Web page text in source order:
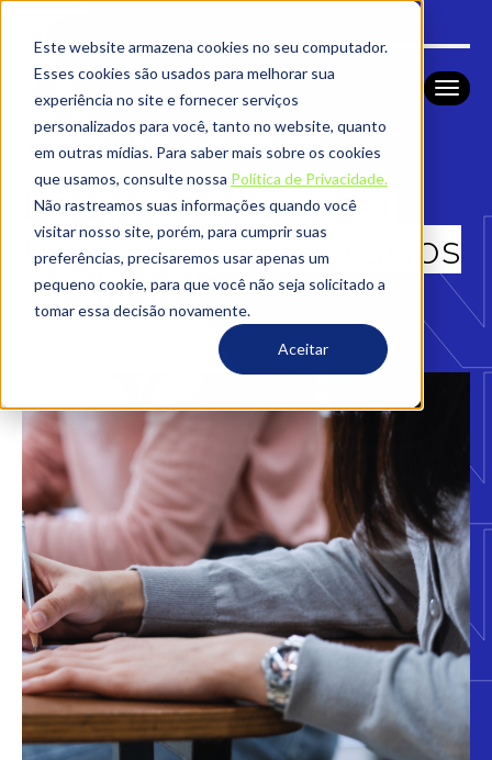
Este website armazena cookies no seu computador.
Esses cookies são usados ​​para melhorar sua
experiência no site e fornecer serviços
personalizados para você, tanto no website, quanto
em outras mídias. Para saber mais sobre os cookies
que usamos, consulte nossa Política de Privacidade.
Não rastreamos suas informações quando você
visitar nosso site, porém, para cumprir suas
preferências, precisaremos usar apenas um
pequeno cookie, para que você não seja solicitado a
tomar essa decisão novamente.
Aceitar
ENEM NOTA DO ENEM REDAÇÃO NOTA 1000
Enem: como fazer
um plano de estudos
eficiente